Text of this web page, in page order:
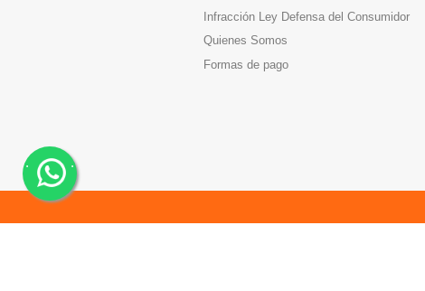
Infracción Ley Defensa del Consumidor
Quienes Somos
Formas de pago
. .